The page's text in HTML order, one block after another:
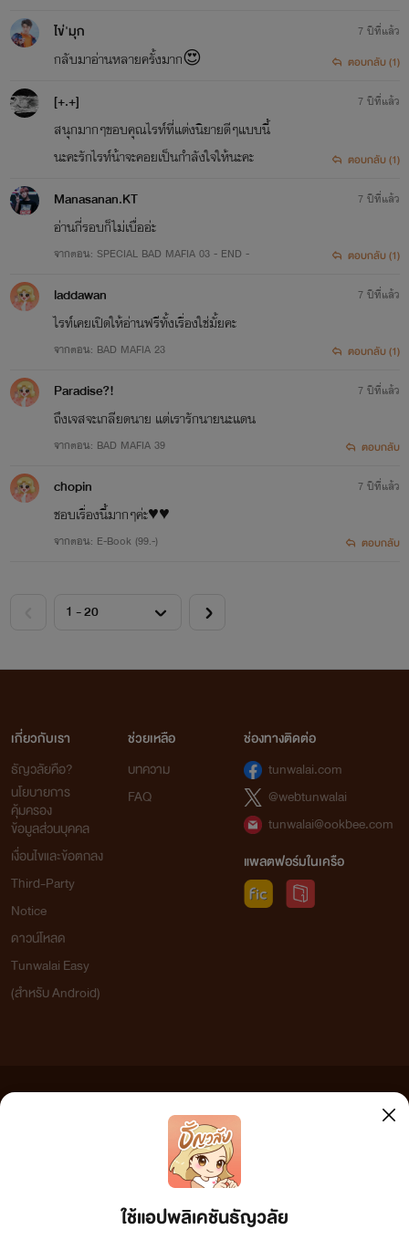
ไข่'มุก
กลับมาอ่านหลายครั้งมาก😍
7 ปีที่แล้ว
ตอบกลับ (1)
[+.+]
สนุกมากๆขอบคุณไรท์ที่แต่งนิยายดีๆแบบนี้
นะคะรักไรท์น้าจะคอยเป็นกำลังใจให้นะคะ
7 ปีที่แล้ว
ตอบกลับ (1)
Manasanan.KT
อ่านกี่รอบก็ไม่เบื่ออ่ะ
จากตอน: SPECIAL BAD MAFIA 03 - END -
7 ปีที่แล้ว
ตอบกลับ (1)
laddawan
ไรท์เคยเปิดให้อ่านฟรีทั้งเรื่องใช่มั้ยคะ
จากตอน: BAD MAFIA 23
7 ปีที่แล้ว
ตอบกลับ (1)
Paradise?!
ถึงเจสจะเกลียดนาย แต่เรารักนายนะแดน
จากตอน: BAD MAFIA 39
7 ปีที่แล้ว
ตอบกลับ
chopin
ชอบเรื่องนี้มากๆค่ะ♥️♥️
จากตอน: E-Book (99.-)
7 ปีที่แล้ว
ตอบกลับ
ใช้แอปพลิเคชันธัญวลัย
เกี่ยวกับเรา
ธัญวลัยคือ?
นโยบายการ
คุ้มครอง
ข้อมูลส่วนบุคคล
เงื่อนไขและข้อตกลง
Third-Party
Notice
ดาวน์โหลด
Tunwalai Easy
(สำหรับ Android)
ช่วยเหลือ
บทความ
FAQ
ช่องทางติดต่อ
tunwalai.com
@webtunwalai
tunwalai@ookbee.com
แพลตฟอร์มในเครือ
เว็บไซต์แห่งนี้ไม่ได้เห็นด้วยและไม่ขอรับผิดชอบต่อข้อความใดๆ ทั้งสิ้น ดังนั้นผู้อ่านทุกท่านโปรดใช้
วิจารณญาณในการกลั่นกรองด้วยตนเอง และหากท่านพบข้อความใดๆ ที่ขัดต่อกฎหมายและศีลธรรม
กรุณาแจ้งมาที่ tunwalai@ookbee.com เพื่อทีมงานจะได้ดำเนินการในทันที ทั้งนี้ ทางเว็บไซต์ขอสงวน
ลิขสิทธิ์ตามพระราชบัญญัติลิขสิทธิ์ (ฉบับเพิ่มเติม) พ.ศ.2558